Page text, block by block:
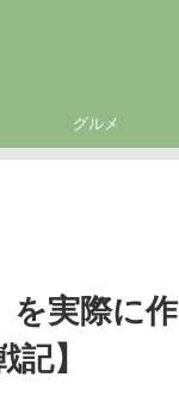
グルメ
を実際に作
】